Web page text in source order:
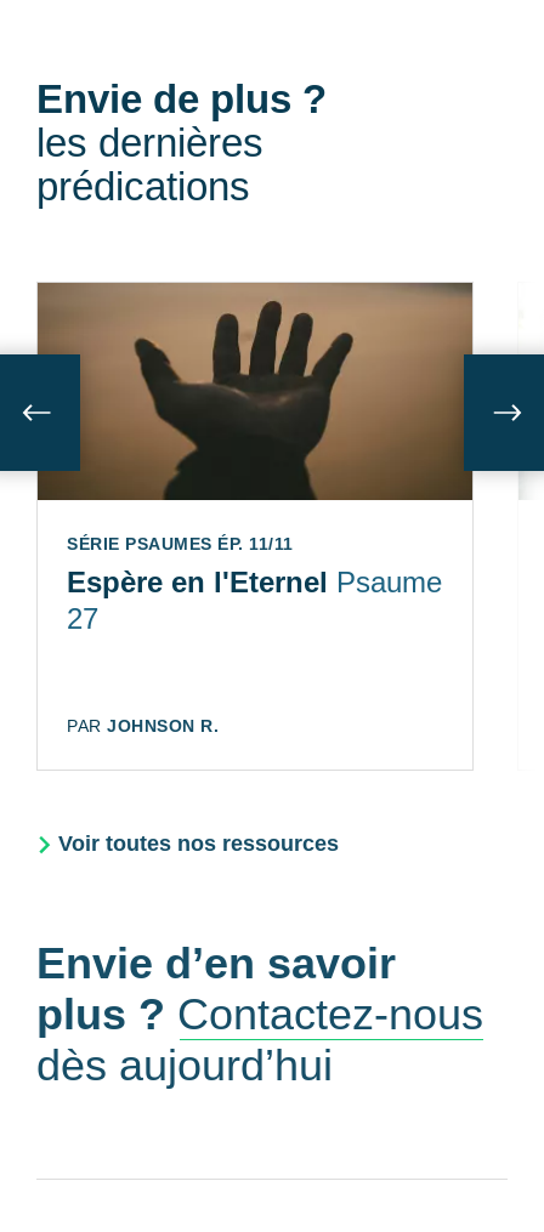
Envie de plus ?
les dernières
prédications
SÉRIE PSAUMES ÉP. 11/11
Espère en l'Eternel Psaume
27
AUTEUR:
PAR JOHNSON R.
Voir toutes nos ressources
Envie d’en savoir
plus ? Contactez-nous
dès aujourd’hui